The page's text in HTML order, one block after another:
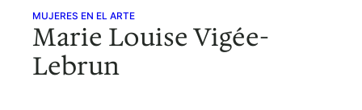
MUJERES EN EL ARTE
Marie Louise Vigée-
Lebrun